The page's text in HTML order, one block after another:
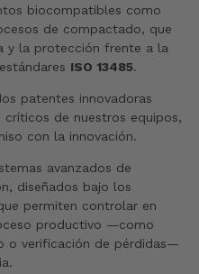
biocompatibles como
de compactado, que
y la protección frente a la
ISO 13485.
patentes innovadoras
de nuestros equipos,
con la innovación.
avanzados de
diseñados bajo los
permiten controlar en
productivo —como
o verificación de pérdidas—